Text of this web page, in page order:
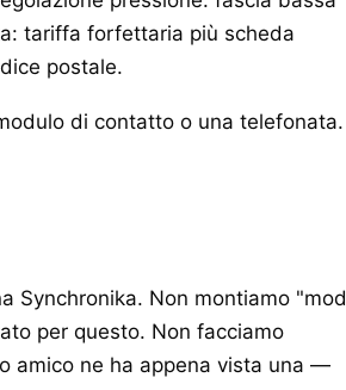
tariffa forfettaria più scheda
postale.
di contatto o una telefonata.
Synchronika. Non montiamo "mod
per questo. Non facciamo
amico ne ha appena vista una —